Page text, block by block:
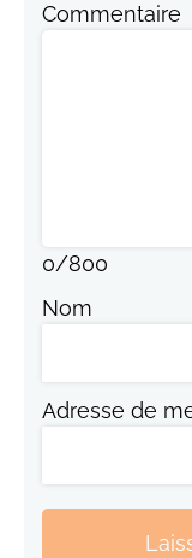
Commentaire
0/800
Nom
Adresse de